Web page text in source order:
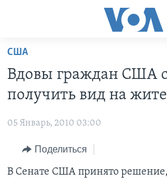
Перейти
основной
контент
Перейти
навигации
Перейти
ПРОГРАММЫ
НОВОСТИ ЗА МИНУТУ
ИТОГИ
ПОЧЕМУ ЭТО ВАЖНО?
ПРОЕКТЫ
УЧИМ АНГЛИЙСКИЙ
НАША АМЕРИКАНСКАЯ ИСТОРИЯ
А КАК В АМЕРИКЕ?
ЭКСПЕРТИЗА
ИНТЕРВЬЮ
ФАКТЫ ПРОТИВ ФЕЙКОВ
США
Вдовы граждан США
получить вид на
05 Январь, 2010 03:00
Поделиться
В Сенате США принято